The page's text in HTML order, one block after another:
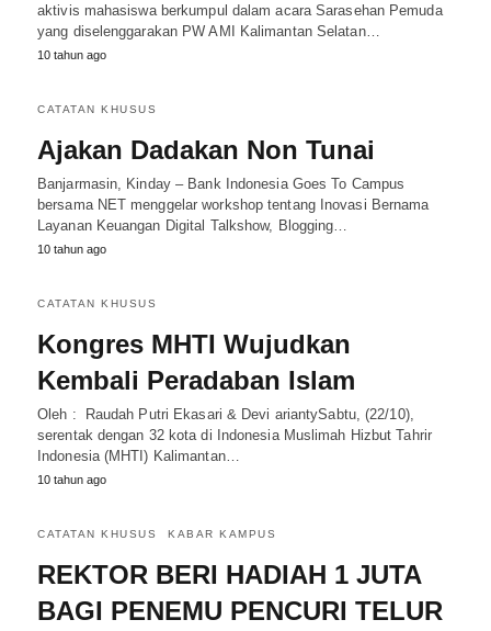
aktivis mahasiswa berkumpul dalam acara Sarasehan Pemuda
yang diselenggarakan PW AMI Kalimantan Selatan…
10 tahun ago
CATATAN KHUSUS
Ajakan Dadakan Non Tunai
Banjarmasin, Kinday – Bank Indonesia Goes To Campus
bersama NET menggelar workshop tentang Inovasi Bernama
Layanan Keuangan Digital Talkshow, Blogging…
10 tahun ago
CATATAN KHUSUS
Kongres MHTI Wujudkan
Kembali Peradaban Islam
Oleh : Raudah Putri Ekasari & Devi ariantySabtu, (22/10),
serentak dengan 32 kota di Indonesia Muslimah Hizbut Tahrir
Indonesia (MHTI) Kalimantan…
10 tahun ago
CATATAN KHUSUS KABAR KAMPUS
REKTOR BERI HADIAH 1 JUTA
BAGI PENEMU PENCURI TELUR